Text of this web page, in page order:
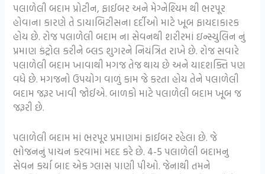
પલાળેલી બદામ પ્રોટીન, ફાઈબર અને મેગ્નેશ્યિમ થી ભરપૂર
હોવાના કારણે તે ડાયાબિટીસના દર્દીઓ માટે ખૂબ ફાયદાકારક
હોય છે. રોજ પલાળેલી બદામ ના સેવનથી શરીરમાં ઇન્સ્યુલિન નું
પ્રમાણ કંટ્રોલ કરીને બ્લડ શુગરને નિયંત્રિત રાખે છે. રોજ સવારે
પલાળેલી બદામ ખાવાથી મગજ તેજ થાય છે અને યાદશક્તિ પણ
વધે છે. મગજનો ઉપયોગ વાળું કામ જે કરતા હોય તેને પલાળેલી
બદામ જરૂર ખાવી જોઈએ. બાળકો માટે પલાળેલી બદામ ખૂબ જ
જરૂરી છે.
પલાળેલી બદામ માં ભરપૂર પ્રમાણમાં ફાઈબર રહેલા છે. જે
ભોજનનું પાચન કરવામાં મદદ કરે છે. 4-5 પલાળેલી બદામનુ
સેવન કર્યા બાદ એક ગ્લાસ પાણી પીઓ. જેનાથી તમને